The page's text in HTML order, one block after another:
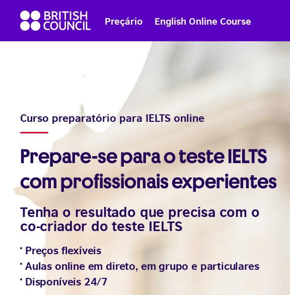
content
British
Council
English
Preçário English Online Course
Curso preparatório para IELTS online
Prepare-se para o teste IELTS
com profissionais experientes
Tenha o resultado que precisa com o
co-criador do teste IELTS
Preços flexíveis
Aulas online em direto, em grupo e particulares
Disponíveis 24/7